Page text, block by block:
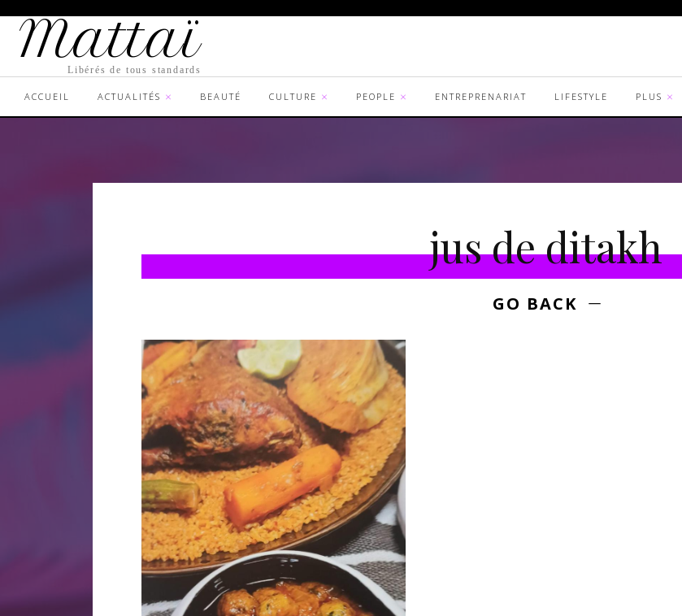
Mattaï
Libérés de tous standards
ACCUEIL ACTUALITÉS BEAUTÉ CULTURE PEOPLE ENTREPRENARIAT LIFESTYLE PLUS
jus de ditakh
GO BACK